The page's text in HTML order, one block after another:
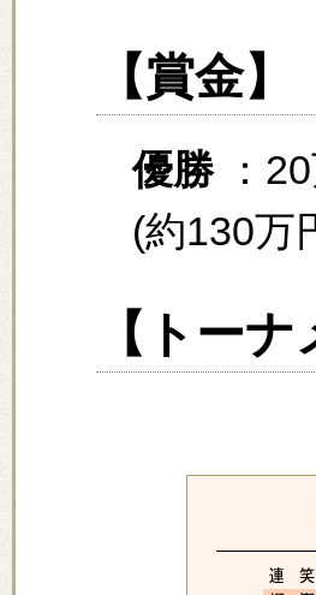
【賞金】
優勝：
(約130万
【トー